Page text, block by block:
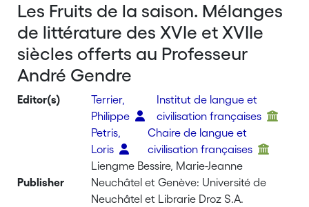
Les Fruits de la saison. Mélanges
de littérature des XVIe et XVIIe
siècles offerts au Professeur
André Gendre
Editor(s)
Terrier,
Philippe
Institut de langue et
civilisation françaises
Petris,
Loris
Chaire de langue et
civilisation françaises
Liengme Bessire, Marie-Jeanne
Publisher
Neuchâtel et Genève: Université de
Neuchâtel et Librarie Droz S.A.